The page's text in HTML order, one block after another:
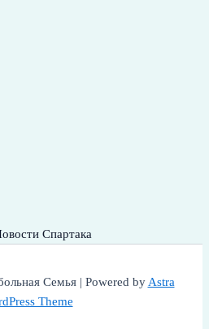
Спартака
Семья | Powered byAstra
Theme